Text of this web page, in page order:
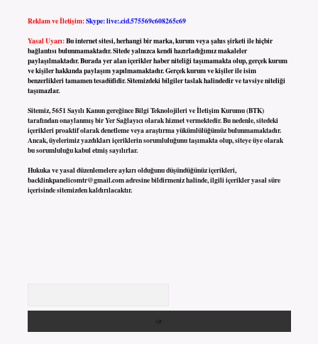
Reklam ve İletişim:Skype: live:.cid.575569c608265c69
Yasal Uyarı:Bu internet sitesi, herhangi bir marka, kurum veya şahıs şirketi ile hiçbir
bağlantısı bulunmamaktadır. Sitede yalnızca kendi hazırladığımız makaleler
paylaşılmaktadır. Burada yer alan içerikler haber niteliği taşımamakta olup, gerçek kurum
ve kişiler hakkında paylaşım yapılmamaktadır. Gerçek kurum ve kişiler ile isim
benzerlikleri tamamen tesadüfidir. Sitemizdeki bilgiler taslak halindedir ve tavsiye niteliği
taşımazlar.
Sitemiz, 5651 Sayılı Kanun gereğince Bilgi Teknolojileri ve İletişim Kurumu (BTK)
tarafından onaylanmış bir Yer Sağlayıcı olarak hizmet vermektedir. Bu nedenle, sitedeki
içerikleri proaktif olarak denetleme veya araştırma yükümlülüğümüz bulunmamaktadır.
Ancak, üyelerimiz yazdıkları içeriklerin sorumluluğunu taşımakta olup, siteye üye olarak
bu sorumluluğu kabul etmiş sayılırlar.
Hukuka ve yasal düzenlemelere aykırı olduğunu düşündüğünüz içerikleri,
backlinkpanelicomtr@gmail.comadresine bildirmeniz halinde, ilgili içerikler yasal süre
içerisinde sitemizden kaldırılacaktır.